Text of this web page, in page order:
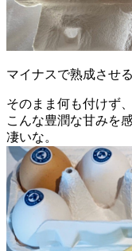
マイナスで熟成させ
そのまま何も付けず
こんな豊潤な甘みを
凄いな。